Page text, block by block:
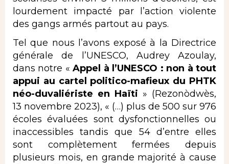
lourdement impacté par l’action violente
des gangs armés partout au pays.
Tel que nous l’avons exposé à la Directrice
générale de l’UNESCO, Audrey Azoulay,
dans notre «Appel à l’UNESCO : non à tout
appui au cartel politico-mafieux du PHTK
néo-duvaliériste en Haïti » (Rezonòdwès,
13 novembre 2023), « (…) plus de 500 sur 976
écoles évaluées sont dysfonctionnelles ou
inaccessibles tandis que 54 d’entre elles
sont complètement fermées depuis
plusieurs mois, en grande majorité à cause